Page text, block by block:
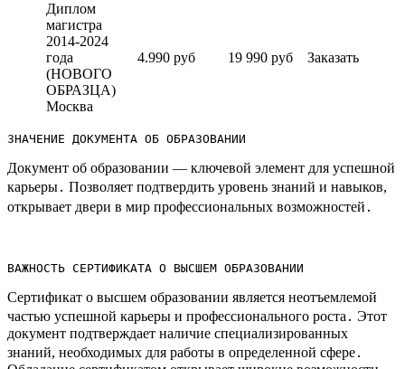
Диплом
магистра
2014-2024
года
(НОВОГО
ОБРАЗЦА)
Москва
4.990 руб 19 990 руб Заказать
ЗНАЧЕНИЕ ДОКУМЕНТА ОБ ОБРАЗОВАНИИ
Документ об образовании — ключевой элемент для успешной
карьеры․ Позволяет подтвердить уровень знаний и навыков,
открывает двери в мир профессиональных возможностей․
ВАЖНОСТЬ СЕРТИФИКАТА О ВЫСШЕМ ОБРАЗОВАНИИ
Сертификат о высшем образовании является неотъемлемой
частью успешной карьеры и профессионального роста․ Этот
документ подтверждает наличие специализированных
знаний, необходимых для работы в определенной сфере․